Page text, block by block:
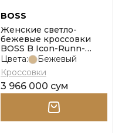
BOSS
Женские светло-
бежевые кроссовки
BOSS B Icon-Runn-
Stcsdcv размер 41
Цвета:
Бежевый
Кроссовки
3 966 000 сум